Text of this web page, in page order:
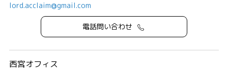
lord.acclaim@gmail.com
電話問い合わせ
西宮オフィス